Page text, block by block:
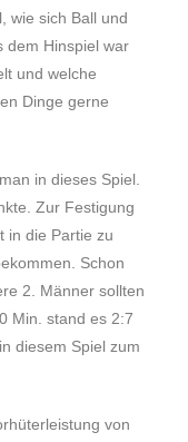
wie sich Ball und
dem Hinspiel war
und welche
Dinge gerne
in dieses Spiel.
Zur Festigung
in die Partie zu
Schon
2. Männer sollten
Min. stand es 2:7
diesem Spiel zum
von